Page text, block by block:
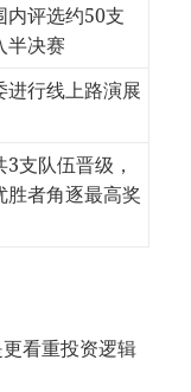
内评选约50支
半决赛
进行线上路演展
支队伍晋级，
胜者角逐最高奖
看重投资逻辑